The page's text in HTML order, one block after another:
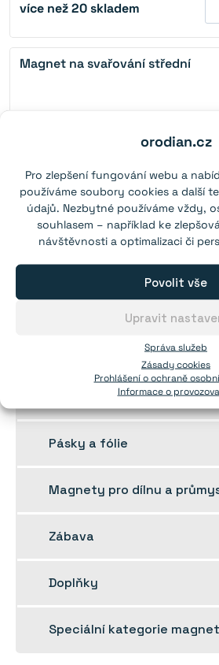
orodian.cz
Pro zlepšení fungování webu a
používáme soubory cookies a další
údajů. Nezbytné používáme vždy,
souhlasem – například ke
návštěvnosti a optimalizaci či
Správa služeb
Povolit vše
Upravit
Zásady cookies
Prohlášení o ochraně
Informace o
více než 20 skladem
Magnet na svařování střední
více než 20 skladem
Neodymové magnety
Magnety v pouzdře
Feritové magnety
Pásky a fólie
Magnety pro dílnu a
Zábava
Doplňky
Speciální kategorie